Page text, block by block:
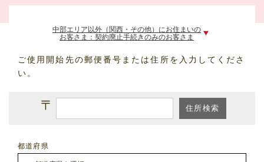
中部エリア以外（関西・その他）にお住まいの
お客さま ：契約廃止手続きのみのお客さま
ご使用開始先の郵便番号または住所を入力してくださ
い。
〒
都道府県